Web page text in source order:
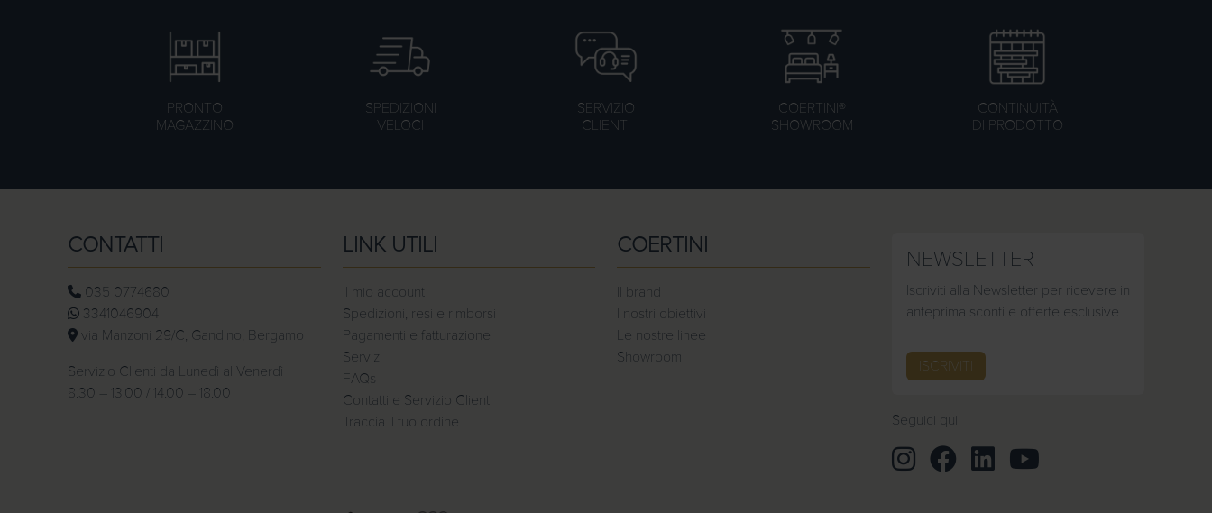
PRONTO
MAGAZZINO
SPEDIZIONI
VELOCI
SERVIZIO
CLIENTI
COERTINI®
SHOWROOM
CONTINUITÀ
DI PRODOTTO
CONTATTI
035 0774680
3341046904
via Manzoni 29/C, Gandino, Bergamo
Servizio Clienti da Lunedì al Venerdì
8.30 – 13.00 / 14.00 – 18.00
LINK UTILI
Il mio account
Spedizioni, resi e rimborsi
Pagamenti e fatturazione
Servizi
FAQs
Contatti e Servizio Clienti
Traccia il tuo ordine
COERTINI
Il brand
I nostri obiettivi
Le nostre linee
Showroom
NEWSLETTER
Iscriviti alla Newsletter per ricevere in
anteprima sconti e offerte esclusive
ISCRIVITI
Seguici qui